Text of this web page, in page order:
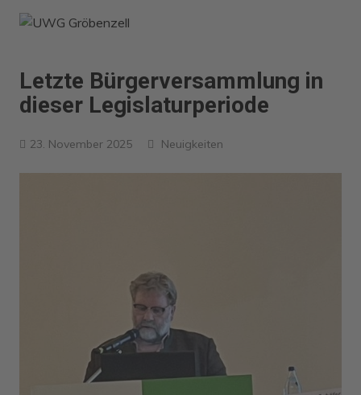
Zum
Inhalt
Letzte Bürgerversammlung in
dieser Legislaturperiode
23. November 2025 Neuigkeiten